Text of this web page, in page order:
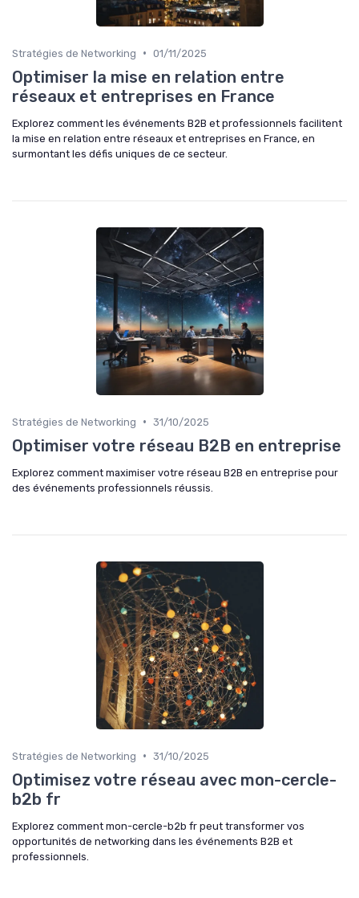
Stratégies de Networking • 01/11/2025
Optimiser la mise en relation entre
réseaux et entreprises en France
Explorez comment les événements B2B et professionnels facilitent
la mise en relation entre réseaux et entreprises en France, en
surmontant les défis uniques de ce secteur.
Stratégies de Networking • 31/10/2025
Optimiser votre réseau B2B en entreprise
Explorez comment maximiser votre réseau B2B en entreprise pour
des événements professionnels réussis.
Stratégies de Networking • 31/10/2025
Optimisez votre réseau avec mon-cercle-
b2b fr
Explorez comment mon-cercle-b2b fr peut transformer vos
opportunités de networking dans les événements B2B et
professionnels.